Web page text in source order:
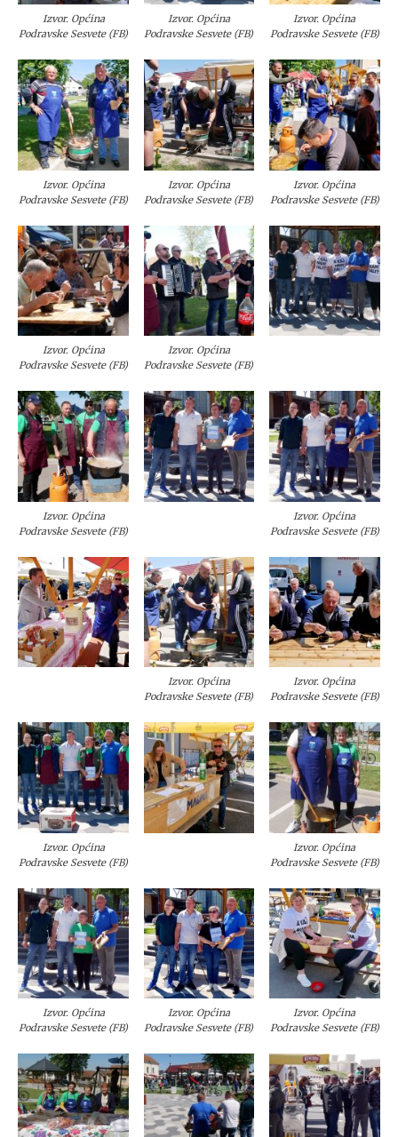
Izvor. Općina
Podravske Sesvete (FB)
Izvor. Općina
Podravske Sesvete (FB)
Izvor. Općina
Podravske Sesvete (FB)
Izvor. Općina
Podravske Sesvete (FB)
Izvor. Općina
Podravske Sesvete (FB)
Izvor. Općina
Podravske Sesvete (FB)
Izvor. Općina
Podravske Sesvete (FB)
Izvor. Općina
Podravske Sesvete (FB)
Izvor. Općina
Podravske Sesvete (FB)
Izvor. Općina
Podravske Sesvete (FB)
Izvor. Općina
Podravske Sesvete (FB)
Izvor. Općina
Podravske Sesvete (FB)
Izvor. Općina
Podravske Sesvete (FB)
Izvor. Općina
Podravske Sesvete (FB)
Izvor. Općina
Podravske Sesvete (FB)
Izvor. Općina
Podravske Sesvete (FB)
Izvor. Općina
Podravske Sesvete (FB)